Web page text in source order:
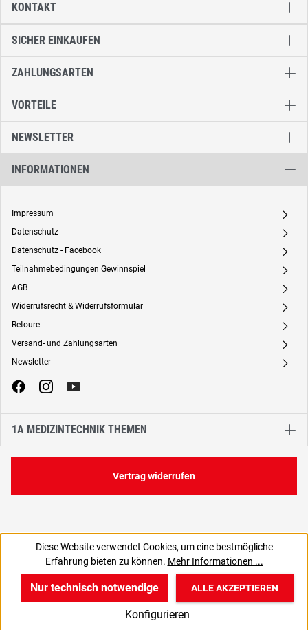
SICHER EINKAUFEN
ZAHLUNGSARTEN
VORTEILE
NEWSLETTER
INFORMATIONEN
Impressum A
Datenschutz A
Datenschutz - Facebook A
Teilnahmebedingungen Gewinnspiel A
AGB A
Widerrufsrecht & Widerrufsformular A
Retoure A
Versand- und Zahlungsarten A
Newsletter A
1A MEDIZINTECHNIK THEMEN
KONTAKT
Vertrag widerrufen
Diese Website verwendet Cookies, um eine bestmögliche
Erfahrung bieten zu können. Mehr Informationen ...
Nur technisch notwendige
Konfigurieren
ALLE AKZEPTIEREN
v
Produkte
B